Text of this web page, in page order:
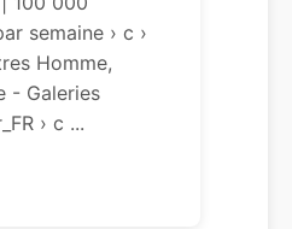
semaine › c ›
Homme,
- Galeries
› c ...